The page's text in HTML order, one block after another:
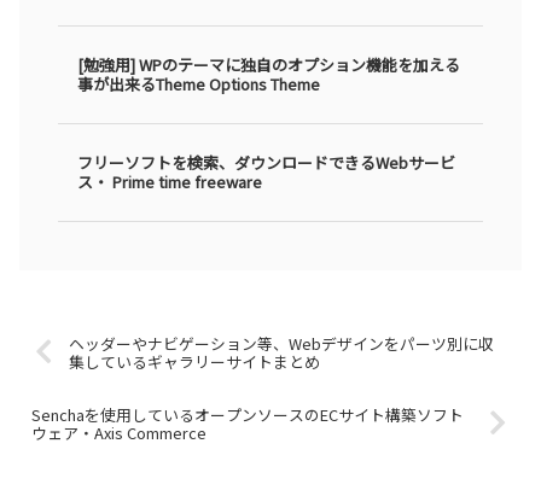
[勉強用] WPのテーマに独自のオプション機能を加える
事が出来るTheme Options Theme
フリーソフトを検索、ダウンロードできるWebサービ
ス・ Prime time freeware
ヘッダーやナビゲーション等、Webデザインをパーツ別に収
集しているギャラリーサイトまとめ
Senchaを使用しているオープンソースのECサイト構築ソフト
ウェア・Axis Commerce